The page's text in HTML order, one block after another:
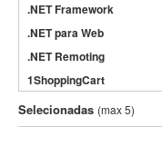
.NET Framework
.NET para Web
.NET Remoting
1ShoppingCart
3DS Max
3GSM
Selecionadas (max 5)